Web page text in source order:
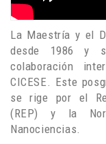
La Maestría y el
desde 1986 y
colaboración
CICESE. Este
se rige por el
(REP) y la
Nanociencias.